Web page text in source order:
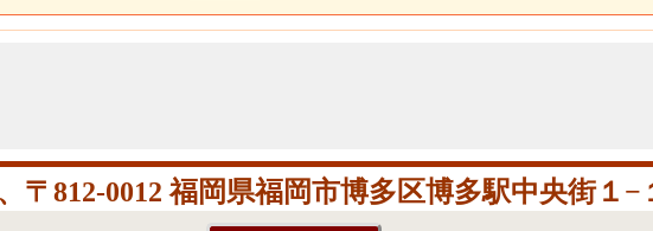
〒812-0012 福岡県福岡市博多区博多駅中央街１